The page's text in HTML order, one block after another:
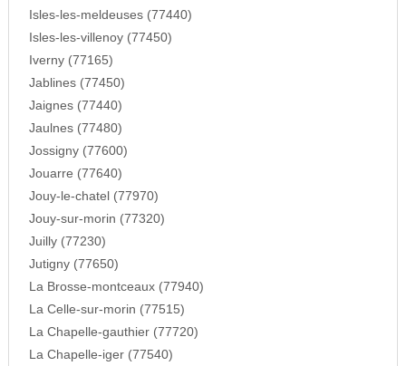
Isles-les-meldeuses (77440)
Isles-les-villenoy (77450)
Iverny (77165)
Jablines (77450)
Jaignes (77440)
Jaulnes (77480)
Jossigny (77600)
Jouarre (77640)
Jouy-le-chatel (77970)
Jouy-sur-morin (77320)
Juilly (77230)
Jutigny (77650)
La Brosse-montceaux (77940)
La Celle-sur-morin (77515)
La Chapelle-gauthier (77720)
La Chapelle-iger (77540)